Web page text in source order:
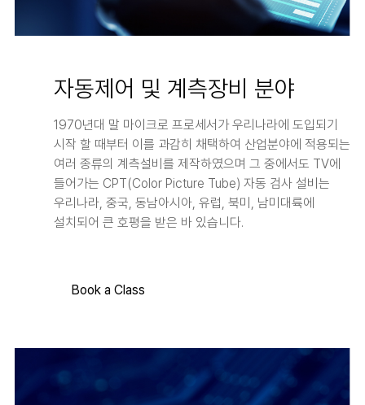
자동제어 및 계측장비 분야
1970년대 말 마이크로 프로세서가 우리나라에 도입되기
시작 할 때부터 이를 과감히 채택하여 산업분야에 적용되는
여러 종류의 계측설비를 제작하였으며 그 중에서도 TV에
들어가는 CPT(Color Picture Tube) 자동 검사 설비는
우리나라, 중국, 동남아시아, 유럽, 북미, 남미대륙에
설치되어 큰 호평을 받은 바 있습니다.
Book a Class